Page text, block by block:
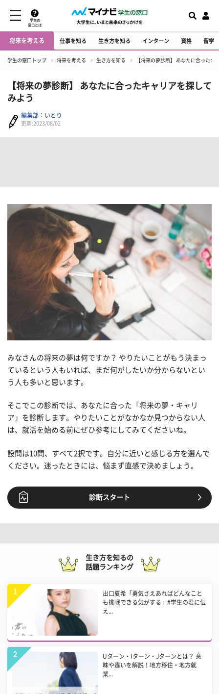
学生の
窓口とは
将来を考える 仕事を知る 生き方を知る インターン 資格 留学
学生の窓口トップ 将来を考える 生き方を知る 【将来の夢診断】 あなたに合ったキ
【将来の夢診断】 あなたに合ったキャリアを探して
みよう
編集部：いとり
更新:2023/08/02
みなさんの将来の夢は何ですか？ やりたいことがもう決まっ
ているという人もいれば、まだ何がしたいか分からないとい
う人も多いと思います。
そこでこの診断では、あなたに合った「将来の夢・キャリ
ア」を診断します。やりたいことがなかなか見つからない人
は、就活を始める前にぜひ参考にしてみてくださいね。
設問は10問、すべて2択です。自分に近いと感じる方を選んで
ください。迷ったときには、悩まず直感で決めましょう。
診断スタート
生き方を知るの
話題ランキング
出口夏希「勇気さえあればどんなこと
も挑戦できる気がする」#学生の君に伝
え...
Uターン・Iターン・Jターンとは？ 意
味や違いを解説！地方移住・地方就
業...